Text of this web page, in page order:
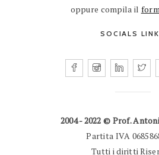
oppure compila il
SOCIALS
2004 - 2022 © Prof.
Partita IVA
Tutti i diritti